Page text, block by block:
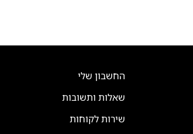
החשבון שלי
שאלות ותשובות
שירות לקוחות